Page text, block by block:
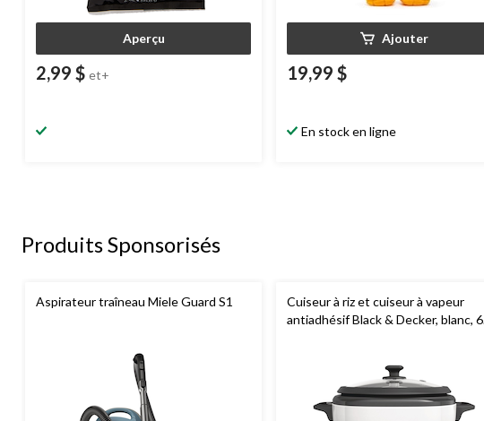
Aperçu
2,99 $ et+
Ajouter
19,99 $
En stock en ligne
Produits Sponsorisés
Aspirateur traîneau Miele Guard S1
Cuiseur à riz et cuiseur à vapeur
antiadhésif Black & Decker, blanc, 6